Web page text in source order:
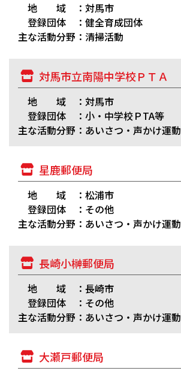
地 域 ：対馬市
登録団体 ：健全育成団体
主な活動分野：清掃活動
対馬市立南陽中学校ＰＴＡ
地 域 ：対馬市
登録団体 ：小・中学校ＰTA等
主な活動分野：あいさつ・声かけ運動
星鹿郵便局
地 域 ：松浦市
登録団体 ：その他
主な活動分野：あいさつ・声かけ運動
長崎小榊郵便局
地 域 ：長崎市
登録団体 ：その他
主な活動分野：あいさつ・声かけ運動
大瀬戸郵便局